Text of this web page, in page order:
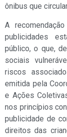
ônibus que
A
publicidades
público, o que,
sociais
riscos
emitida pela
e Ações
nos princípios
publicidade de
direitos das